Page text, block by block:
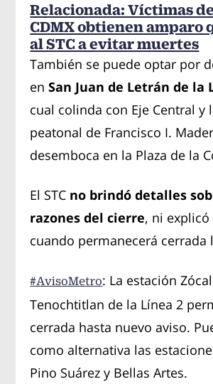
Relacionada: Víctimas
CDMX obtienen amparo
al STC a evitar muertes
También se puede optar por
en San Juan de Letrán de la
cual colinda con Eje Central y
peatonal de Francisco I.
desemboca en la Plaza de la
El STC no brindó detalles
razones del cierre, ni explicó
cuando permanecerá cerrada
#AvisoMetro: La estación
Tenochtitlan de la Línea 2
cerrada hasta nuevo aviso.
como alternativa las
Pino Suárez y Bellas Artes.